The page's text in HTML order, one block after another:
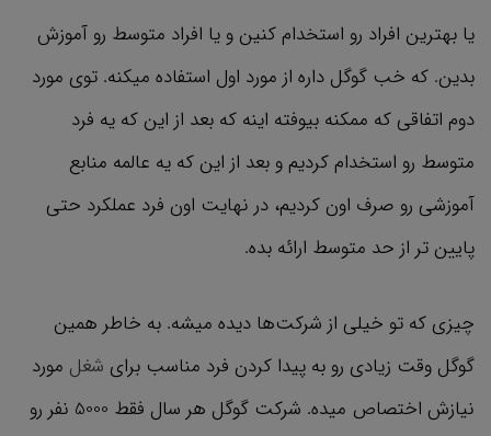
یا بهترین افراد رو استخدام کنین و یا افراد متوسط رو آموزش
بدین. که خب گوگل داره از مورد اول استفاده میکنه. توی مورد
دوم اتفاقی که ممکنه بیوفته اینه که بعد از این که یه فرد
متوسط رو استخدام کردیم و بعد از این که یه عالمه منابع
آموزشی رو صرف اون کردیم، در نهایت اون فرد عملکرد حتی
پایین تر از حد متوسط ارائه بده.
چیزی که تو خیلی از شرکت‌ها دیده میشه. به خاطر همین
گوگل وقت زیادی رو به پیدا کردن فرد مناسب برای شغل مورد
نیازش اختصاص میده. شرکت گوگل هر سال فقط 5000 نفر رو